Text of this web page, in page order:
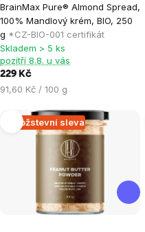
BrainMax Pure® Almond Spread,
100% Mandlový krém, BIO, 250
g *CZ-BIO-001 certifikát
hodnocení
produktu
je
4,6
z
5
hvězdiček.
Skladem > 5 ks
pozítří 8.8. u vás
229 Kč
Měrná
91,60 Kč / 100 g
Množstevní sleva